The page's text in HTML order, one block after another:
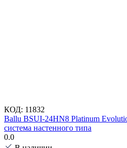
КОД: 11832
Ballu BSUI-24HN8 Platinum
система настенного типа
0.0